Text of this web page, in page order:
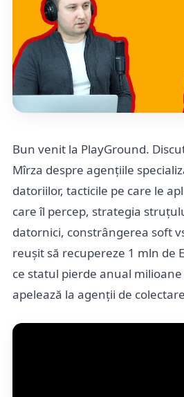
Bun venit la PlayGround.
Mîrza despre agențiile
datoriilor, tacticile pe care le
care îl percep, strategia
datornici, constrângerea soft
reușit să recupereze 1 mln de
ce statul pierde anual
apelează la agenții de